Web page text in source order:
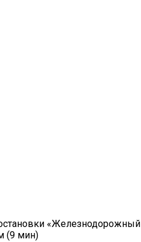
«Железнодорожный
(9 мин)